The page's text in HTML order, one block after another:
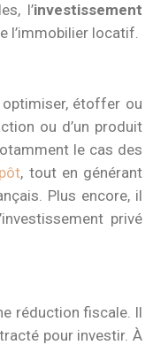
l’investissement
l’immobilier locatif.
optimiser, étoffer ou
ou d’un produit
le cas des
, tout en générant
Plus encore, il
privé
réduction fiscale. Il
pour investir. À